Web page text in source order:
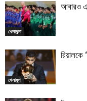
খেলাধুলা
আবারও
খেলাধুলা
রিয়ালকে